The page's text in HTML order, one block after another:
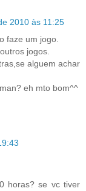
2010 às 11:25
faze um jogo.
jogos.
alguem achar
eh mto bom^^
horas? se vc tiver